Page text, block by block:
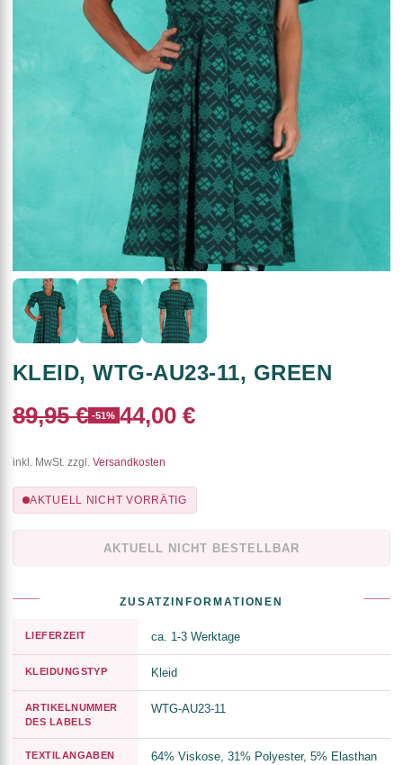
KLEID, WTG-AU23-11, GREEN
89,95 € -51% 44,00 €
inkl. MwSt. zzgl. Versandkosten
AKTUELL NICHT VORRÄTIG
AKTUELL NICHT BESTELLBAR
ZUSATZINFORMATIONEN
LIEFERZEIT ca. 1-3 Werktage
KLEIDUNGSTYP Kleid
ARTIKELNUMMER
DES LABELS
WTG-AU23-11
TEXTILANGABEN 64% Viskose, 31% Polyester, 5% Elasthan